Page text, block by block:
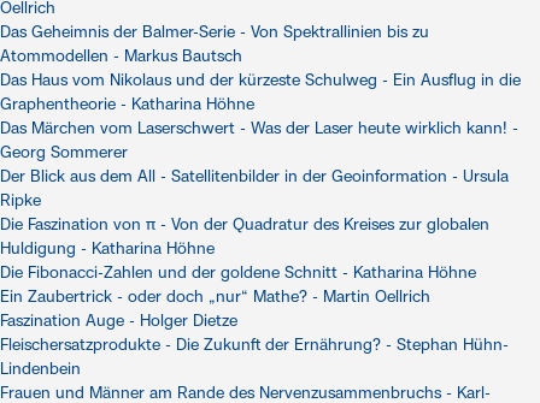
Oellrich
Das Geheimnis der Balmer-Serie - Von Spektrallinien bis zu
Atommodellen - Markus Bautsch
Das Haus vom Nikolaus und der kürzeste Schulweg - Ein Ausflug in die
Graphentheorie - Katharina Höhne
Das Märchen vom Laserschwert - Was der Laser heute wirklich kann! -
Georg Sommerer
Der Blick aus dem All - Satellitenbilder in der Geoinformation - Ursula
Ripke
Die Faszination von π - Von der Quadratur des Kreises zur globalen
Huldigung - Katharina Höhne
Die Fibonacci-Zahlen und der goldene Schnitt - Katharina Höhne
Ein Zaubertrick - oder doch „nur“ Mathe? - Martin Oellrich
Faszination Auge - Holger Dietze
Fleischersatzprodukte - Die Zukunft der Ernährung? - Stephan Hühn-
Lindenbein
Frauen und Männer am Rande des Nervenzusammenbruchs - Karl-